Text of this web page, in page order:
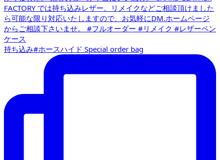
持ち込み#ホースハイド Special order bag